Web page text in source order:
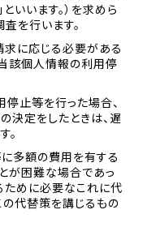
いいます。）を求めら
を行います。
求に応じる必要がある
該個人情報の利用停
止等を行った場合、
決定をしたときは、遅
。
多額の費用を有する
が困難な場合であっ
ために必要なこれに代
代替策を講じるもの